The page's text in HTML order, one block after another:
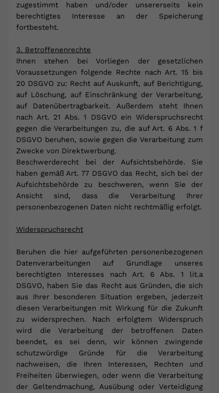
zugestimmt haben und/oder unsererseits kein
berechtigtes Interesse an der Speicherung
fortbesteht.
3. Betroffenenrechte
Ihnen stehen bei Vorliegen der gesetzlichen
Voraussetzungen folgende Rechte nach Art. 15 bis
20 DSGVO zu: Recht auf Auskunft, auf Berichtigung,
auf Löschung, auf Einschränkung der Verarbeitung,
auf Datenübertragbarkeit. Außerdem steht Ihnen
nach Art. 21 Abs. 1 DSGVO ein Widerspruchsrecht
gegen die Verarbeitungen zu, die auf Art. 6 Abs. 1 f
DSGVO beruhen, sowie gegen die Verarbeitung zum
Zwecke von Direktwerbung.
Beschwerderecht bei der Aufsichtsbehörde. Sie
haben gemäß Art. 77 DSGVO das Recht, sich bei der
Aufsichtsbehörde zu beschweren, wenn Sie der
Ansicht sind, dass die Verarbeitung Ihrer
personenbezogenen Daten nicht rechtmäßig erfolgt.
Widerspruchsrecht
Beruhen die hier aufgeführten personenbezogenen
Datenverarbeitungen auf Grundlage unseres
berechtigten Interesses nach Art. 6 Abs. 1 lit.a
DSGVO, haben Sie das Recht aus Gründen, die sich
aus Ihrer besonderen Situation ergeben, jederzeit
diesen Verarbeitungen mit Wirkung für die Zukunft
zu widersprechen. Nach erfolgtem Widerspruch
wird die Verarbeitung der betroffenen Daten
beendet, es sei denn, wir können zwingende
schutzwürdige Gründe für die Verarbeitung
nachweisen, die Ihren Interessen, Rechten und
Freiheiten überwiegen, oder wenn die Verarbeitung
der Geltendmachung, Ausübung oder Verteidigung